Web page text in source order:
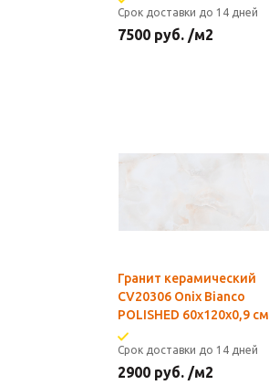
Срок доставки до 14 дней
7500 руб. /м2
Гранит керамический
CV20306 Onix Bianco
POLISHED 60x120х0,9 см
Срок доставки до 14 дней
2900 руб. /м2